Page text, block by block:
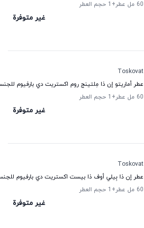
60 مل عطر
+1 حجم العطر
غير متوفرة
Toskovat
عطر أماريتو إن ذا مِلتينج روم اكستريت دي بارفيوم
60 مل عطر
+1 حجم العطر
غير متوفرة
Toskovat
عطر إن ذا بِيلي أوف ذا بيست اكستريت دي بارفيوم
60 مل عطر
+1 حجم العطر
غير متوفرة